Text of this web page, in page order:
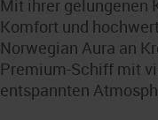
Mit ihrer gelungenen
Komfort und
Norwegian Aura an
Premium-Schiff mit
entspannten